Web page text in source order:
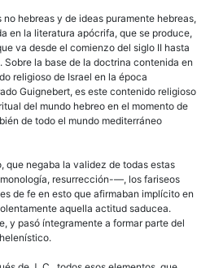
hebreas y de ideas puramente hebreas,
en la literatura apócrifa, que se produce,
va desde el comienzo del siglo II hasta
Sobre la base de la doctrina contenida en
religioso de Israel en la época
Guignebert, es este contenido religioso
del mundo hebreo en el momento de
de todo el mundo mediterráneo
que negaba la validez de todas estas
resurrección-—, los fariseos
de fe en esto que afirmaban implícito en
aquella actitud saducea.
y pasó íntegramente a formar parte del